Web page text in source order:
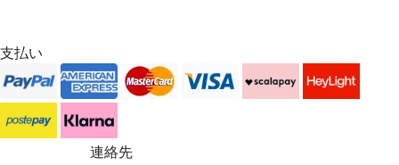
支払い
連絡先